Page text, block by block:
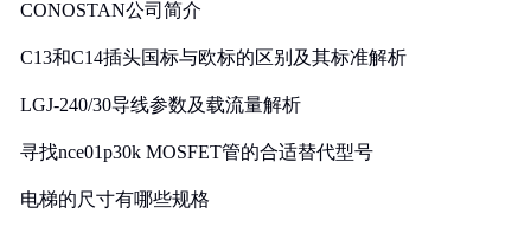
CONOSTAN公司简介
C13和C14插头国标与欧标的区别及其标准解析
LGJ-240/30导线参数及载流量解析
寻找nce01p30k MOSFET管的合适替代型号
电梯的尺寸有哪些规格